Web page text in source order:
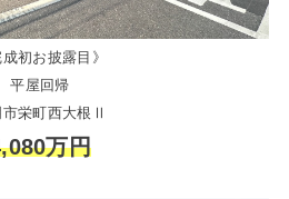
成初お披露目》
平屋回帰
市栄町西大根Ⅱ
万円